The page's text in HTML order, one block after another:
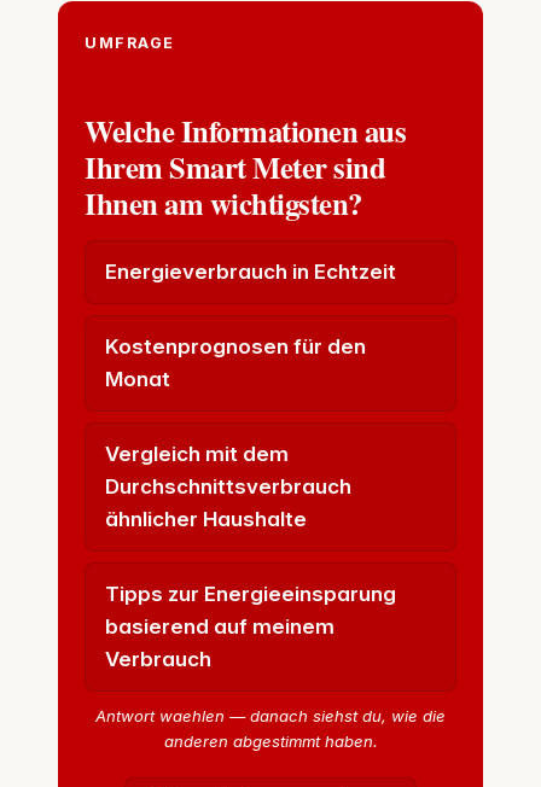
UMFRAGE
Welche Informationen aus
Ihrem Smart Meter sind
Ihnen am wichtigsten?
Energieverbrauch in Echtzeit
Kostenprognosen für den
Monat
Vergleich mit dem
Durchschnittsverbrauch
ähnlicher Haushalte
Tipps zur Energieeinsparung
basierend auf meinem
Verbrauch
Antwort waehlen — danach siehst du, wie die
anderen abgestimmt haben.